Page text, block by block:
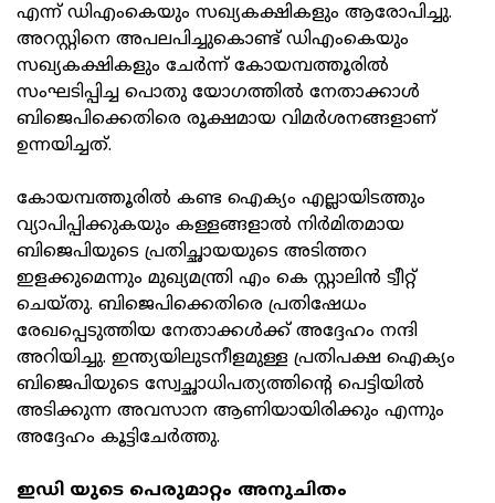
എന്ന് ഡിഎംകെയും സഖ്യകക്ഷികളും ആരോപിച്ചു.
അറസ്റ്റിനെ അപലപിച്ചുകൊണ്ട് ഡിഎംകെയും
സഖ്യകക്ഷികളും ചേർന്ന് കോയമ്പത്തൂരിൽ
സംഘടിപ്പിച്ച പൊതു യോഗത്തിൽ നേതാക്കാൾ
ബിജെപിക്കെതിരെ രൂക്ഷമായ വിമർശനങ്ങളാണ്
ഉന്നയിച്ചത്.
കോയമ്പത്തൂരിൽ കണ്ട ഐക്യം എല്ലായിടത്തും
വ്യാപിപ്പിക്കുകയും കള്ളങ്ങളാൽ നിർമിതമായ
ബിജെപിയുടെ പ്രതിച്ഛായയുടെ അടിത്തറ
ഇളക്കുമെന്നും മുഖ്യമന്ത്രി എം കെ സ്റ്റാലിൻ ട്വീറ്റ്
ചെയ്തു. ബിജെപിക്കെതിരെ പ്രതിഷേധം
രേഖപ്പെടുത്തിയ നേതാക്കൾക്ക് അദ്ദേഹം നന്ദി
അറിയിച്ചു. ഇന്ത്യയിലുടനീളമുള്ള പ്രതിപക്ഷ ഐക്യം
ബിജെപിയുടെ സ്വേച്ഛാധിപത്യത്തിന്റെ പെട്ടിയിൽ
അടിക്കുന്ന അവസാന ആണിയായിരിക്കും എന്നും
അദ്ദേഹം കൂട്ടിചേർത്തു.
ഇഡി യുടെ പെരുമാറ്റം അനുചിതം